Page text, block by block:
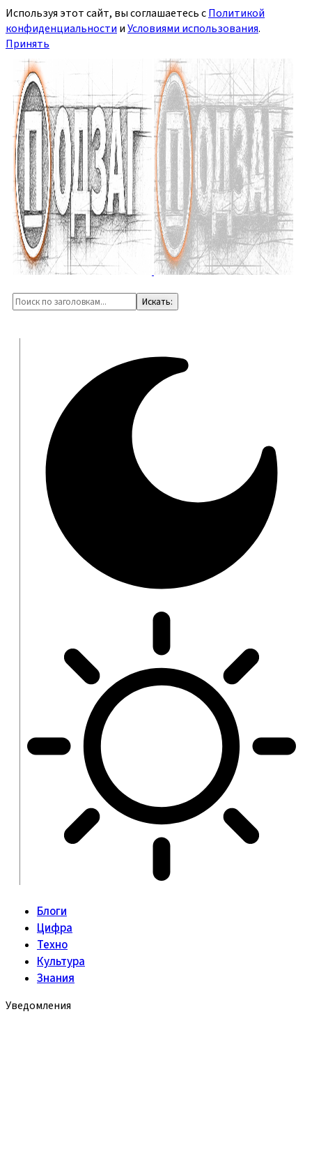
Используя этот сайт, вы соглашаетесь сПолитикой
конфиденциальности иУсловиями использования.
Принять
Блоги
Цифра
Техно
Культура
Знания
Уведомления